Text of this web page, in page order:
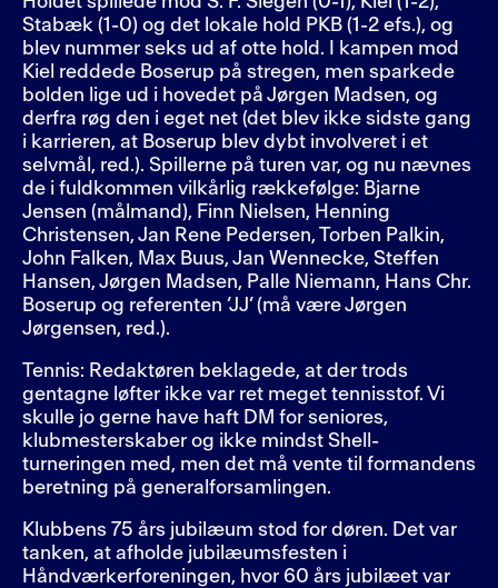
Stabæk (1-0) og det lokale hold PKB (1-2 efs.), og
blev nummer seks ud af otte hold. I kampen mod
Kiel reddede Boserup på stregen, men sparkede
bolden lige ud i hovedet på Jørgen Madsen, og
derfra røg den i eget net (det blev ikke sidste gang
i karrieren, at Boserup blev dybt involveret i et
selvmål, red.). Spillerne på turen var, og nu nævnes
de i fuldkommen vilkårlig rækkefølge: Bjarne
Jensen (målmand), Finn Nielsen, Henning
Christensen, Jan Rene Pedersen, Torben Palkin,
John Falken, Max Buus, Jan Wennecke, Steffen
Hansen, Jørgen Madsen, Palle Niemann, Hans Chr.
Boserup og referenten ’JJ’ (må være Jørgen
Jørgensen, red.).
Tennis: Redaktøren beklagede, at der trods
gentagne løfter ikke var ret meget tennisstof. Vi
skulle jo gerne have haft DM for seniores,
klubmesterskaber og ikke mindst Shell-
turneringen med, men det må vente til formandens
beretning på generalforsamlingen.
Klubbens 75 års jubilæum stod for døren. Det var
tanken, at afholde jubilæumsfesten i
Håndværkerforeningen, hvor 60 års jubilæet var